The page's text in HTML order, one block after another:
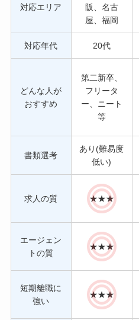
対応エリア
阪、名古
屋、福岡
対応年代 20代
どんな人が
おすすめ
第二新卒、
フリータ
ー、ニート
等
書類選考
あり(難易度
低い)
求人の質 ★★★
エージェン
トの質
★★★
短期離職に
強い
★★★